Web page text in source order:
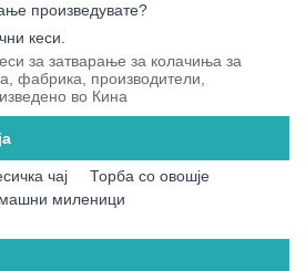
произведувате?
кеси.
за затварање за колачиња за
фабрика, производители,
во Кина
чај
Торба со овошје
миленици